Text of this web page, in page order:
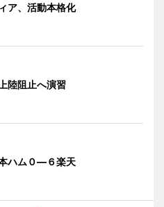
ア、活動本格化
陸阻止へ演習
ハム０―６楽天